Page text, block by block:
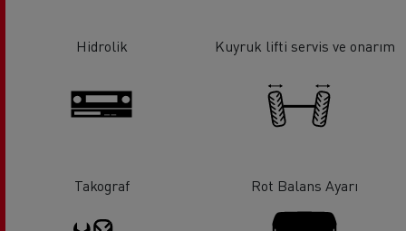
Hidrolik Kuyruk lifti servis ve onarım
Takograf Rot Balans Ayarı